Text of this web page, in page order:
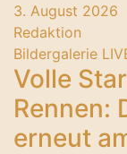
3. August 2026
Redaktion
Bildergalerie
Volle
Rennen:
erneut